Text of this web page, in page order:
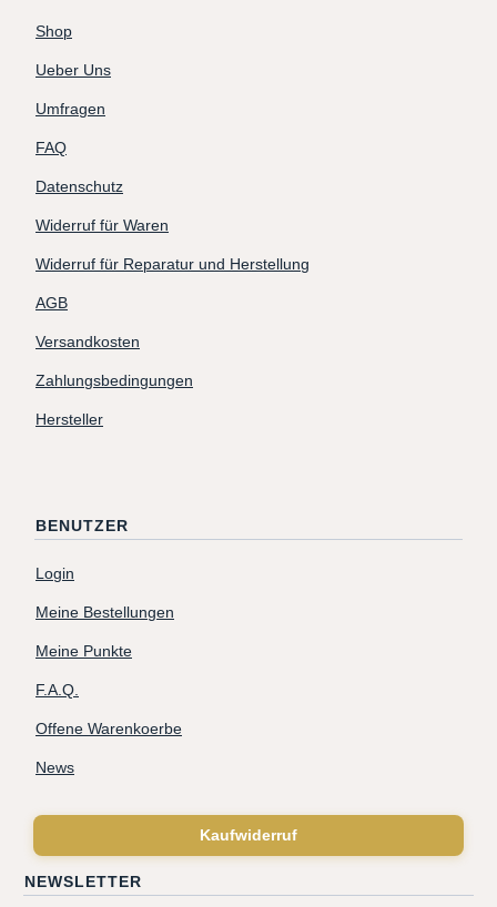
Shop
Ueber Uns
Umfragen
FAQ
Datenschutz
Widerruf für Waren
Widerruf für Reparatur und Herstellung
AGB
Versandkosten
Zahlungsbedingungen
Hersteller
BENUTZER
Login
Meine Bestellungen
Meine Punkte
F.A.Q.
Offene Warenkoerbe
News
Kaufwiderruf
NEWSLETTER